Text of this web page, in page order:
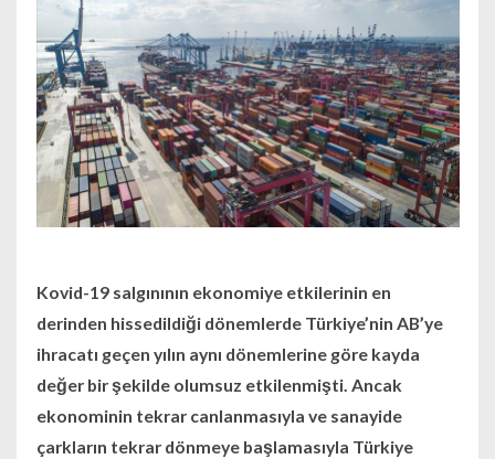
Kovid-19 salgınının ekonomiye etkilerinin en
derinden hissedildiği dönemlerde Türkiye’nin AB’ye
ihracatı geçen yılın aynı dönemlerine göre kayda
değer bir şekilde olumsuz etkilenmişti. Ancak
ekonominin tekrar canlanmasıyla ve sanayide
çarkların tekrar dönmeye başlamasıyla Türkiye